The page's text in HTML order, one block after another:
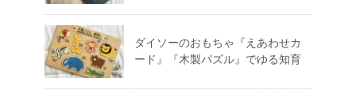
ダイソーのおもちゃ『えあわせカ
ード』『木製パズル』でゆる知育